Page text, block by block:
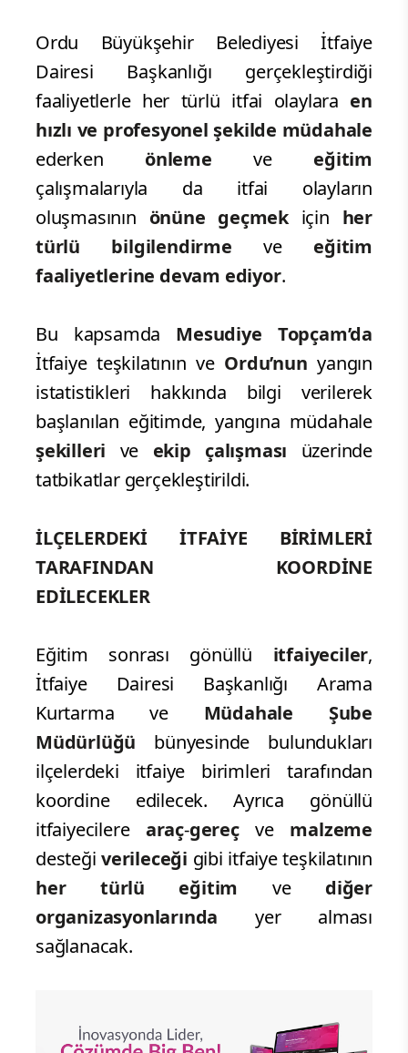
Ordu Büyükşehir Belediyesi İtfaiye
Dairesi Başkanlığı gerçekleştirdiği
faaliyetlerle her türlü itfai olaylara en
hızlı ve profesyonel şekilde müdahale
ederken önlemeve eğitim
çalışmalarıyla da itfai olayların
oluşmasının önüne geçmekiçin her
türlü bilgilendirmeve eğitim
faaliyetlerine devam ediyor.
Bu kapsamda Mesudiye Topçam’da
İtfaiye teşkilatının ve Ordu’nunyangın
istatistikleri hakkında bilgi verilerek
başlanılan eğitimde, yangına müdahale
şekilleri ve ekip çalışması üzerinde
tatbikatlar gerçekleştirildi.
İLÇELERDEKİ İTFAİYE BİRİMLERİ
TARAFINDAN KOORDİNE
EDİLECEKLER
Eğitim sonrası gönüllü itfaiyeciler,
İtfaiye Dairesi Başkanlığı Arama
Kurtarma ve Müdahale Şube
Müdürlüğü bünyesinde bulundukları
ilçelerdeki itfaiye birimleri tarafından
koordine edilecek. Ayrıca gönüllü
itfaiyecilere araç-gereçve malzeme
desteğiverileceği gibi itfaiye teşkilatının
her türlü eğitim ve diğer
organizasyonlarında yer alması
sağlanacak.